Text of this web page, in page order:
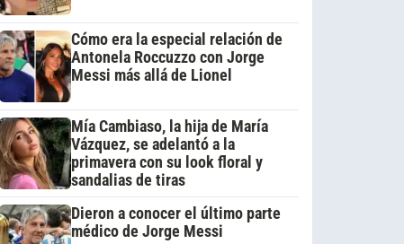
Cómo era la especial relación de
Antonela Roccuzzo con Jorge
Messi más allá de Lionel
Mía Cambiaso, la hija de María
Vázquez, se adelantó a la
primavera con su look floral y
sandalias de tiras
Dieron a conocer el último parte
médico de Jorge Messi